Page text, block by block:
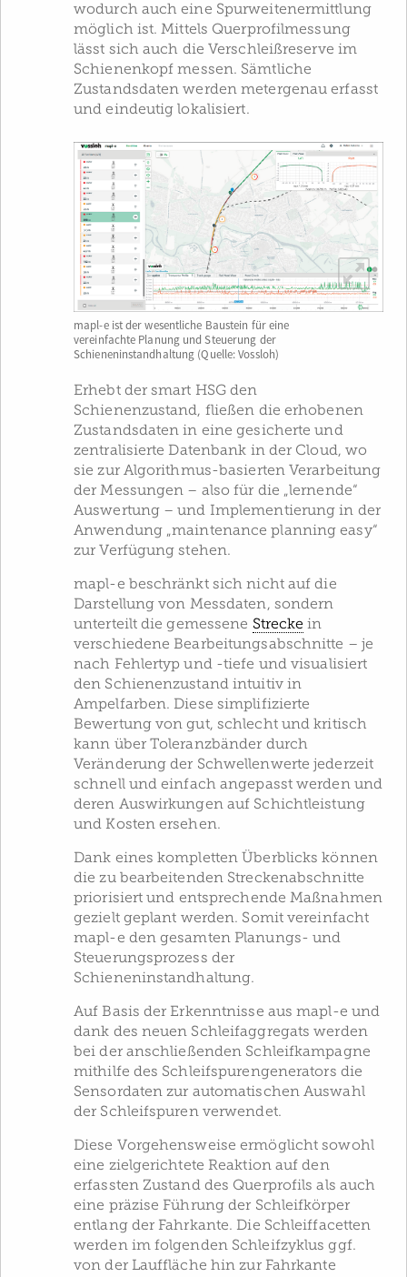
wodurch auch eine Spurweitenermittlung
möglich ist. Mittels Querprofilmessung
lässt sich auch die Verschleißreserve im
Schienenkopf messen. Sämtliche
Zustandsdaten werden metergenau erfasst
und eindeutig lokalisiert.
mapl-e ist der wesentliche Baustein für eine
vereinfachte Planung und Steuerung der
Schieneninstandhaltung (Quelle: Vossloh)
Erhebt der smart HSG den
Schienenzustand, fließen die erhobenen
Zustandsdaten in eine gesicherte und
zentralisierte Datenbank in der Cloud, wo
sie zur Algorithmus-basierten Verarbeitung
der Messungen – also für die „lernende“
Auswertung – und Implementierung in der
Anwendung „maintenance planning easy“
zur Verfügung stehen.
mapl-e beschränkt sich nicht auf die
Darstellung von Messdaten, sondern
unterteilt die gemessene Strecke in
verschiedene Bearbeitungsabschnitte – je
nach Fehlertyp und -tiefe und visualisiert
den Schienenzustand intuitiv in
Ampelfarben. Diese simplifizierte
Bewertung von gut, schlecht und kritisch
kann über Toleranzbänder durch
Veränderung der Schwellenwerte jederzeit
schnell und einfach angepasst werden und
deren Auswirkungen auf Schichtleistung
und Kosten ersehen.
Dank eines kompletten Überblicks können
die zu bearbeitenden Streckenabschnitte
priorisiert und entsprechende Maßnahmen
gezielt geplant werden. Somit vereinfacht
mapl-e den gesamten Planungs- und
Steuerungsprozess der
Schieneninstandhaltung.
Auf Basis der Erkenntnisse aus mapl-e und
dank des neuen Schleifaggregats werden
bei der anschließenden Schleifkampagne
mithilfe des Schleifspurengenerators die
Sensordaten zur automatischen Auswahl
der Schleifspuren verwendet.
Diese Vorgehensweise ermöglicht sowohl
eine zielgerichtete Reaktion auf den
erfassten Zustand des Querprofils als auch
eine präzise Führung der Schleifkörper
entlang der Fahrkante. Die Schleiffacetten
werden im folgenden Schleifzyklus ggf.
von der Lauffläche hin zur Fahrkante